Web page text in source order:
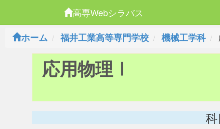
高専Webシラバス
ホーム
福井工業高等専門学校 機械工学科
応用物理Ⅰ